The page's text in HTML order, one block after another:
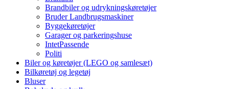
Brandbiler og udrykningskøretøjer
Bruder Landbrugsmaskiner
Byggekøretøjer
Garager og parkeringshuse
IntetPassende
Politi
Biler og køretøjer (LEGO og samlesæt)
Bilkøretøj og legetøj
Bluser